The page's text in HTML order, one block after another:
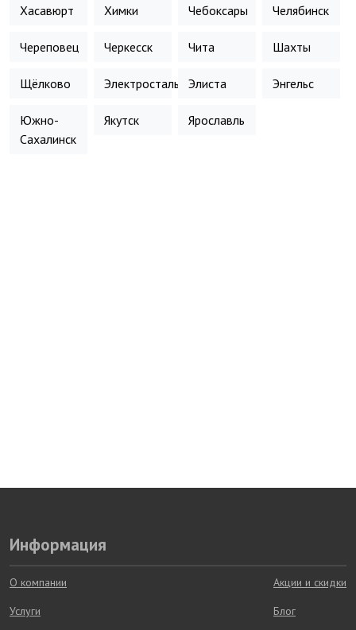
Хасавюрт Химки Чебоксары Челябинск
Череповец Черкесск Чита Шахты
Щёлково Электросталь Элиста Энгельс
Южно-
Сахалинск
Якутск Ярославль
Информация
О компании
Услуги
Акции и скидки
Блог